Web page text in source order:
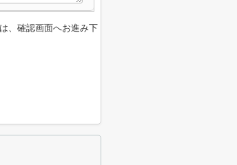
、確認画面へお進み下